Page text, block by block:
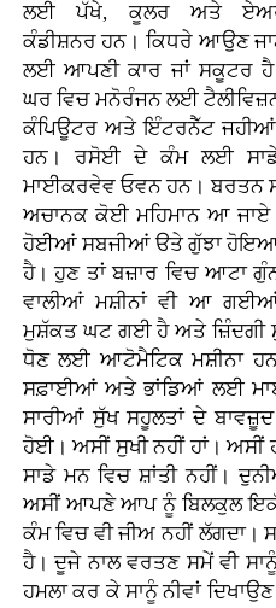
ਲਈ ਪੱਖੇ, ਕੂਲਰ ਅਤੇ
ਕੰਡੀਸ਼ਨਰ ਹਨ। ਕਿਧਰੇ ਆਉਣ
ਲਈ ਆਪਣੀ ਕਾਰ ਜਾਂ ਸਕੂਟਰ
ਘਰ ਵਿਚ ਮਨੋਰੰਜਨ ਲਈ
ਕੰਪਿਊਟਰ ਅਤੇ ਇੰਟਰਨੈੱਟ
ਹਨ। ਰਸੋਈ ਦੇ ਕੰਮ ਲਈ
ਮਾਈਕਰਵੇਵ ਓਵਨ ਹਨ। ਬਰਤਨ
ਅਚਾਨਕ ਕੋਈ ਮਹਿਮਾਨ ਆ ਜਾਏ
ਹੋਈਆਂ ਸਬਜੀਆਂ ੳਤੇ ਗੁੱਝਾ ਹੋਇਆ
ਹੈ। ਹੁਣ ਤਾਂ ਬਜ਼ਾਰ ਵਿਚ ਆਟਾ
ਵਾਲੀਆਂ ਮਸ਼ੀਨਾਂ ਵੀ ਆ ਗਈਆਂ
ਮੁਸ਼ੱਕਤ ਘਟ ਗਈ ਹੈ ਅਤੇ ਜ਼ਿੰਦਗੀ
ਧੋਣ ਲਈ ਆਟੋਮੈਟਿਕ ਮਸ਼ੀਨਾ
ਸਫ਼ਾਈਆਂ ਅਤੇ ਭਾਂਡਿਆਂ ਲਈ
ਸਾਰੀਆਂ ਸੁੱਖ ਸਹੂਲਤਾਂ ਦੇ ਬਾਵਜ਼ੂਦ
ਹੋਈ। ਅਸੀਂ ਸੁਖੀ ਨਹੀਂ ਹਾਂ। ਅਸੀਂ
ਸਾਡੇ ਮਨ ਵਿਚ ਸ਼ਾਂਤੀ ਨਹੀਂ।
ਅਸੀਂ ਆਪਣੇ ਆਪ ਨੂੰ ਬਿਲਕੁਲ
ਕੰਮ ਵਿਚ ਵੀ ਜੀਅ ਨਹੀਂ ਲੱਗਦਾ।
ਹੈ। ਦੂਜੇ ਨਾਲ ਵਰਤਣ ਸਮੇਂ ਵੀ
ਹਮਲਾ ਕਰ ਕੇ ਸਾਨੂੰ ਨੀਵਾਂ